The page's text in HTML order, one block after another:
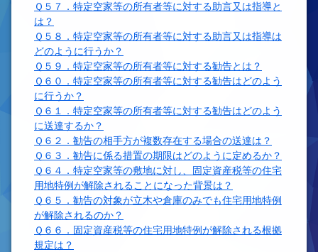
Ｑ５７．特定空家等の所有者等に対する助言又は指導と
は？
Ｑ５８．特定空家等の所有者等に対する助言又は指導は
どのように行うか？
Ｑ５９．特定空家等の所有者等に対する勧告とは？
Ｑ６０．特定空家等の所有者等に対する勧告はどのよう
に行うか？
Ｑ６１．特定空家等の所有者等に対する勧告はどのよう
に送達するか？
Ｑ６２．勧告の相手方が複数存在する場合の送達は？
Ｑ６３．勧告に係る措置の期限はどのように定めるか？
Ｑ６４．特定空家等の敷地に対し、固定資産税等の住宅
用地特例が解除されることになった背景は？
Ｑ６５．勧告の対象が立木や倉庫のみでも住宅用地特例
が解除されるのか？
Ｑ６６．固定資産税等の住宅用地特例が解除される根拠
規定は？